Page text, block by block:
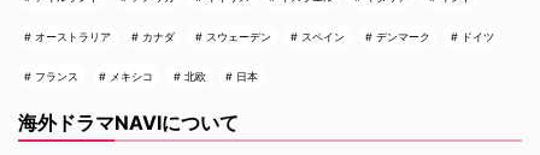
オーストラリア カナダ スウェーデン スペイン デンマーク ドイツ
フランス メキシコ 北欧 日本
海外ドラマNAVIについて